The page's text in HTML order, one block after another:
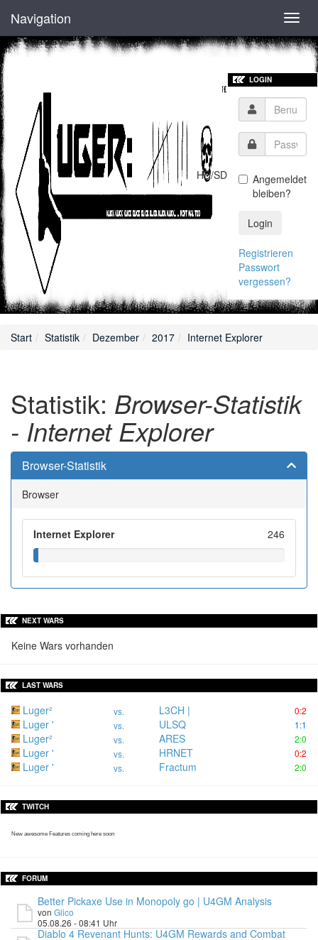
Navigation
HD/SD
LOGIN
Angemeldet
bleiben?
Login
Registrieren
Passwort
vergessen?
Start Statistik Dezember 2017 Internet Explorer
Statistik: Browser-Statistik
- Internet Explorer
Browser-Statistik
Browser
Internet Explorer 246
NEXT WARS
Keine Wars vorhanden
LAST WARS
Luger² vs. L3CH | 0:2
Luger ' vs. ULSQ 1:1
Luger² vs. ARES 2:0
Luger ' vs. HRNET 0:2
Luger ' vs. Fractum 2:0
TWITCH
New awesome Features coming here soon
FORUM
Better Pickaxe Use in Monopoly go | U4GM Analysis
von Glico
05.08.26 - 08:41 Uhr
Diablo 4 Revenant Hunts: U4GM Rewards and Combat